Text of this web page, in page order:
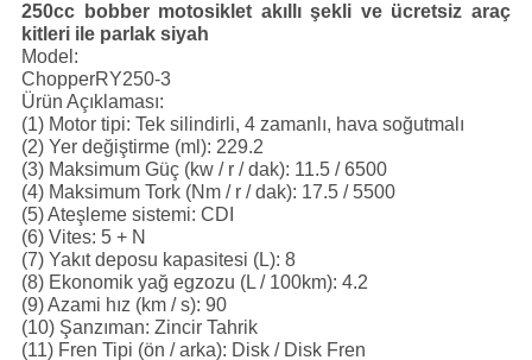
250cc bobber motosiklet akıllı şekli ve ücretsiz araç
kitleri ile parlak siyah
Model:
ChopperRY250-3
Ürün Açıklaması:
(1) Motor tipi: Tek silindirli, 4 zamanlı, hava soğutmalı
(2) Yer değiştirme (ml): 229.2
(3) Maksimum Güç (kw / r / dak): 11.5 / 6500
(4) Maksimum Tork (Nm / r / dak): 17.5 / 5500
(5) Ateşleme sistemi: CDI
(6) Vites: 5 + N
(7) Yakıt deposu kapasitesi (L): 8
(8) Ekonomik yağ egzozu (L / 100km): 4.2
(9) Azami hız (km / s): 90
(10) Şanzıman: Zincir Tahrik
(11) Fren Tipi (ön / arka): Disk / Disk Fren